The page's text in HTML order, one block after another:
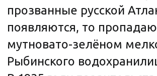
жители начали получать первые
повестки на выселение. В течение
десяти дней им нужно было уехать
навсегда, забрав с собой всё
имущество. Большинство
переселенцев разобрали дома и